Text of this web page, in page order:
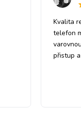
Kvalita
telefon
přistup